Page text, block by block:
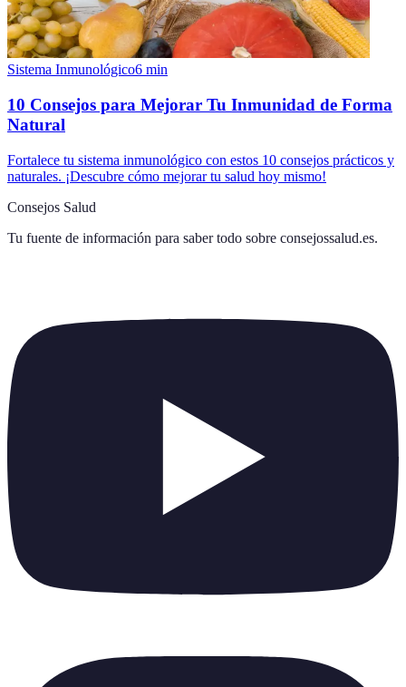
Sistema Inmunológico6 min
10 Consejos para Mejorar Tu Inmunidad de Forma
Natural
Fortalece tu sistema inmunológico con estos 10 consejos prácticos y
naturales. ¡Descubre cómo mejorar tu salud hoy mismo!
Consejos Salud
Tu fuente de información para saber todo sobre consejossalud.es.